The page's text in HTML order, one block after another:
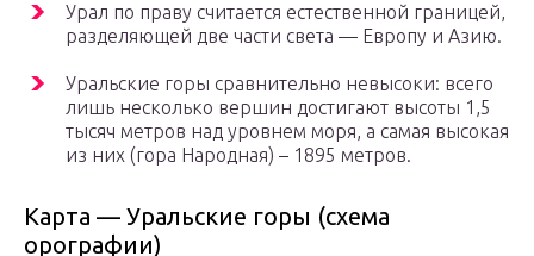
Урал по праву считается естественной границей,
разделяющей две части света — Европу и Азию.
Уральские горы сравнительно невысоки: всего
лишь несколько вершин достигают высоты 1,5
тысяч метров над уровнем моря, а самая высокая
из них (гора Народная) – 1895 метров.
Карта — Уральские горы (схема
орографии)